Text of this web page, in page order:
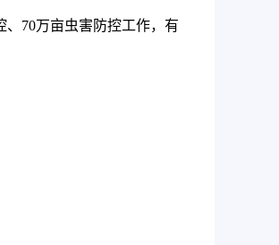
70万亩虫害防控工作，有